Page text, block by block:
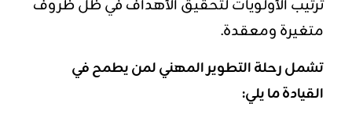
ترتيب الأولويات لتحقيق الأهداف في ظل ظروف
متغيرة ومعقدة.
تشمل رحلة التطوير المهني لمن يطمح في
القيادة ما يلي: